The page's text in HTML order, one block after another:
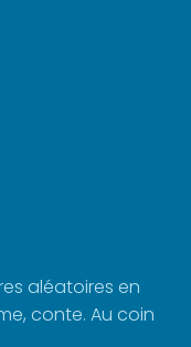
aléatoires en
conte. Au coin